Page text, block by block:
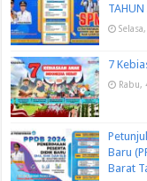
7
Rabu,
Baru
Barat